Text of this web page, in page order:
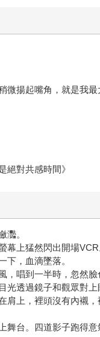
微揚起嘴角，就是我
絕對共感時間》
灩。
上猛然閃出開場VCR
下，血滴墜落。
唱到一半時，忽然臉
透過鏡子和觀眾對上
上，裡頭沒有內襯
台。四道影子跑得